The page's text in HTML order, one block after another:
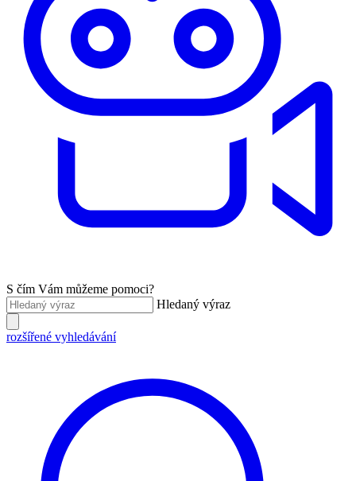
S čím Vám můžeme pomoci?
Hledaný výraz
rozšířené vyhledávání